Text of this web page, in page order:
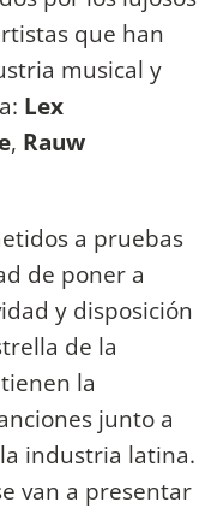
que han
musical y
Lex
, Rauw
a pruebas
de poner a
y disposición
de la
la
junto a
industria latina.
van a presentar